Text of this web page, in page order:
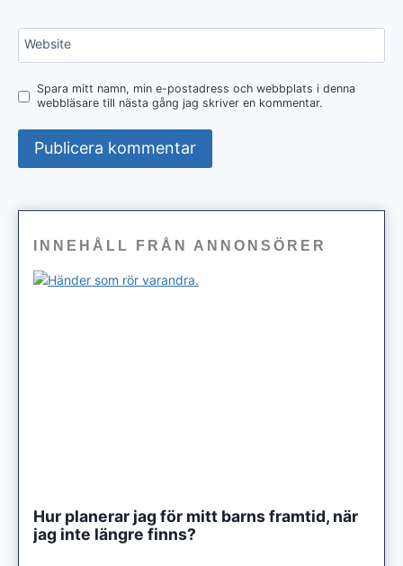
Website
Spara mitt namn, min e-postadress och webbplats i denna
webbläsare till nästa gång jag skriver en kommentar.
INNEHÅLL FRÅN ANNONSÖRER
Hur planerar jag för mitt barns framtid, när
jag inte längre finns?